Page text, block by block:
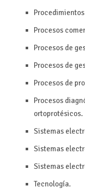
Procesos
Procesos de
Procesos de
Procesos de
Procesos
ortoprotésicos.
Sistemas
Sistemas
Sistemas
Tecnología.